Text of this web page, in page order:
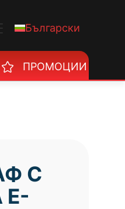
Български
ПРОМОЦИИ
С
Е-